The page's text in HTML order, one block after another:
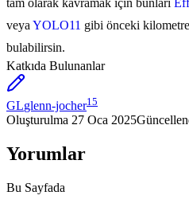
tam olarak kavramak için bunları
veya YOLO11 gibi önceki kilometre
bulabilirsin.
Katkıda Bulunanlar
GLglenn-jocher15
Oluşturulma 27 Oca 2025
Yorumlar
Bu Sayfada